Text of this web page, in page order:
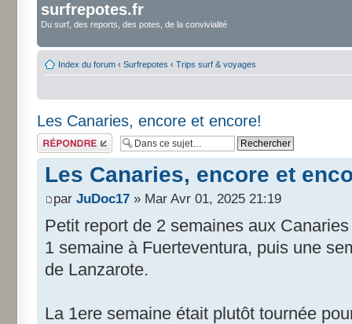
surfrepotes.fr
Du surf, des reports, des potes, de la convivialité
Index du forum ‹ Surfrepotes ‹ Trips surf & voyages
Les Canaries, encore et encore!
Répondre
Les Canaries, encore et
par JuDoc17 » Mar Avr 01, 2025 21:19
Petit report de 2 semaines aux
1 semaine à Fuerteventura, puis une
de Lanzarote.
La 1ere semaine était plutôt tournée